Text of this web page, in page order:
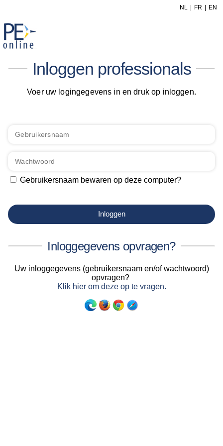
NL FR EN
Inloggen professionals
Voer uw logingegevens in en druk op inloggen.
Gebruikersnaam bewaren op deze computer?
Inloggen
Inloggegevens opvragen?
Uw inloggegevens (gebruikersnaam en/of wachtwoord)
opvragen?
Klik hier om deze op te vragen.